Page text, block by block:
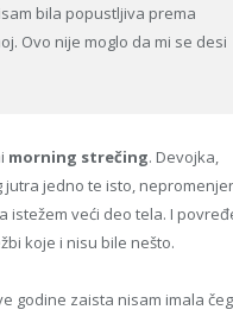
bila popustljiva prema
Ovo nije moglo da mi se desi
morning strečing. Devojka,
jutra jedno te isto,
istežem veći deo tela. I
koje i nisu bile nešto.
godine zaista nisam imala